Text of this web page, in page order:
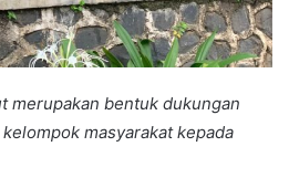
merupakan bentuk dukungan
masyarakat kepada